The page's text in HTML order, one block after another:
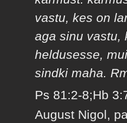
vastu, kes on
aga sinu vastu,
heldusesse,
sindki maha.
Ps 81:2-8;Hb
August Nigol,